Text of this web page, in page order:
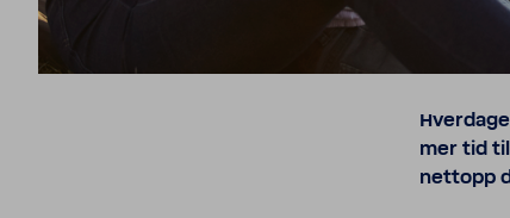
mer tid
nettopp